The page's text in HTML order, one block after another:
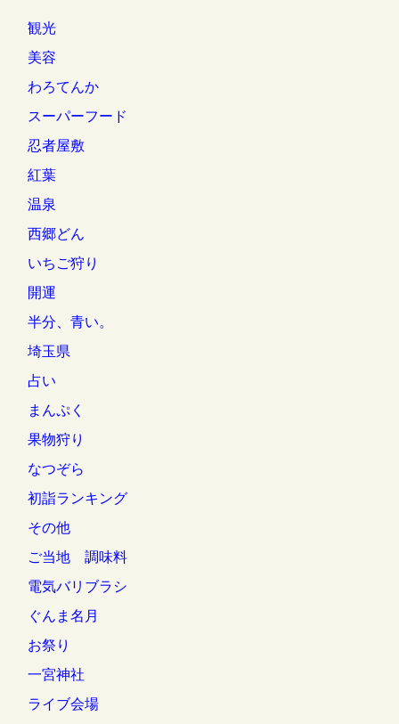
観光
美容
わろてんか
スーパーフード
忍者屋敷
紅葉
温泉
西郷どん
いちご狩り
開運
半分、青い。
埼玉県
占い
まんぷく
果物狩り
なつぞら
初詣ランキング
その他
ご当地 調味料
電気バリブラシ
ぐんま名月
お祭り
一宮神社
ライブ会場